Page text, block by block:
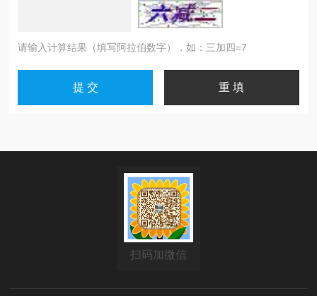
请输入计算结果（填写阿拉伯数字），如：三加四=7
扫码加微信